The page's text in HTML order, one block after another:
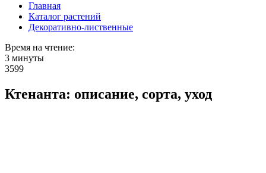
Главная
Каталог растений
Декоративно-лиственные
Время на чтение:
3 минуты
3599
Ктенанта: описание, сорта, уход